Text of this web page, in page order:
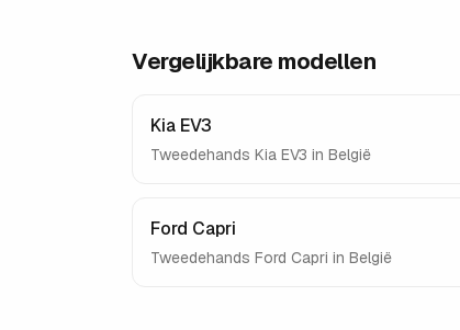
Vergelijkbare modellen
Kia EV3
Tweedehands Kia EV3 in België
Ford Capri
Tweedehands Ford Capri in België